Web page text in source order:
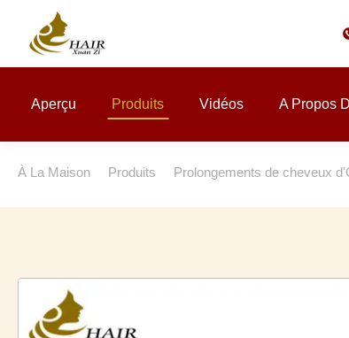
Aperçu Produits Vidéos A Propos
À La Maison Produits Prolongements de cheveux